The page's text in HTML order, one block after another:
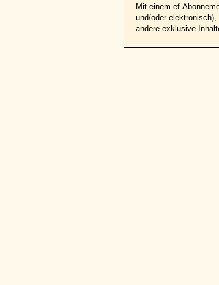
Mit einem ef-
und/oder
andere exklusive